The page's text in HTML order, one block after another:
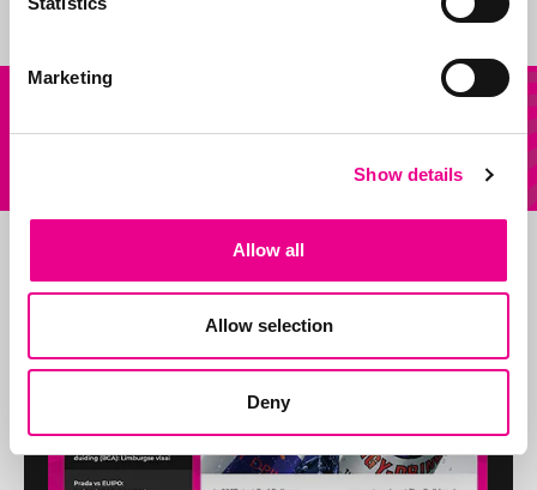
Marketing
Show details
Allow all
Allow selection
Deny
diensten